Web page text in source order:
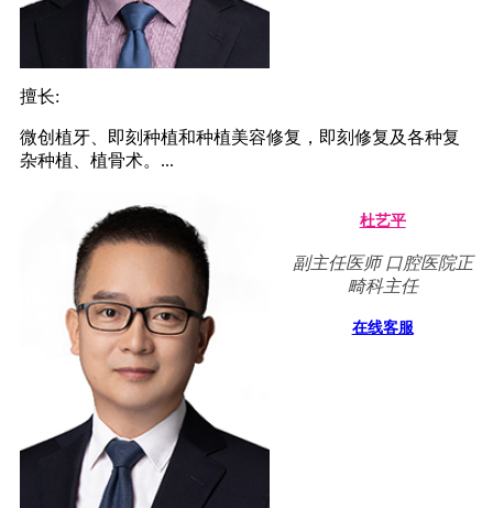
擅长:
微创植牙、即刻种植和种植美容修复，即刻修复及各种复
杂种植、植骨术。...
杜艺平
副主任医师 口腔医院正
畸科主任
在线客服